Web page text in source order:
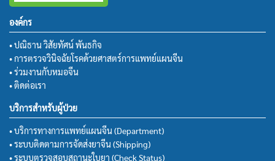
องค์กร
• ปณิธาน วิสัยทัศน์ พันธกิจ
• การตรวจวินิจฉัยโรคด้วยศาสตร์การแพทย์แผนจีน
• ร่วมงานกับหมอจีน
• ติดต่อเรา
บริการสำหรับผู้ป่วย
• บริการทางการแพทย์แผนจีน (Department)
• ระบบติดตามการจัดส่งยาจีน (Shipping)
• ระบบตรวจสอบสถานะใบยา (Check Status)